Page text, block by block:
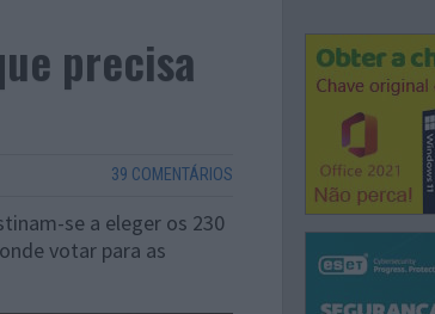
precisa
39 COMENTÁRIOS
se a eleger os 230
votar para as